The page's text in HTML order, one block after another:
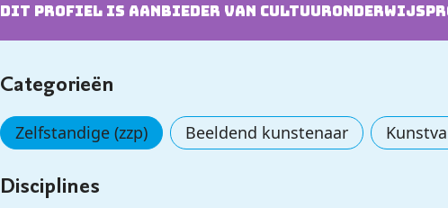
Dit profiel is aanbieder van
Categorieën
Zelfstandige (zzp) Beeldend kunstenaar
Disciplines